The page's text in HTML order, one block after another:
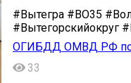
#Вытегра #ВО35
#Вытегорскийокруг
ОГИБДД ОМВД РФ по
33